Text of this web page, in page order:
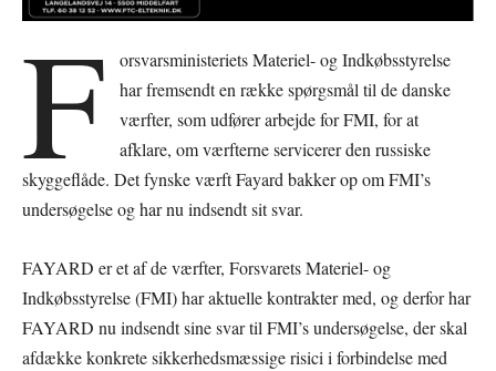
F
orsvarsministeriets Materiel- og Indkøbsstyrelse
har fremsendt en række spørgsmål til de danske
værfter, som udfører arbejde for FMI, for at
afklare, om værfterne servicerer den russiske
skyggeflåde. Det fynske værft Fayard bakker op om FMI’s
undersøgelse og har nu indsendt sit svar.
FAYARD er et af de værfter, Forsvarets Materiel- og
Indkøbsstyrelse (FMI) har aktuelle kontrakter med, og derfor har
FAYARD nu indsendt sine svar til FMI’s undersøgelse, der skal
afdække konkrete sikkerhedsmæssige risici i forbindelse med